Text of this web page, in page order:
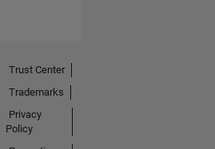
Trust Center
Trademarks
Privacy
Policy